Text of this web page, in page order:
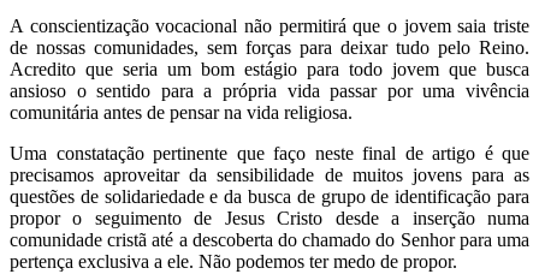
A conscientização vocacional não permitirá que o jovem saia triste
de nossas comunidades, sem forças para deixar tudo pelo Reino.
Acredito que seria um bom estágio para todo jovem que busca
ansioso o sentido para a própria vida passar por uma vivência
comunitária antes de pensar na vida religiosa.
Uma constatação pertinente que faço neste final de artigo é que
precisamos aproveitar da sensibilidade de muitos jovens para as
questões de solidariedade e da busca de grupo de identificação para
propor o seguimento de Jesus Cristo desde a inserção numa
comunidade cristã até a descoberta do chamado do Senhor para uma
pertença exclusiva a ele. Não podemos ter medo de propor.